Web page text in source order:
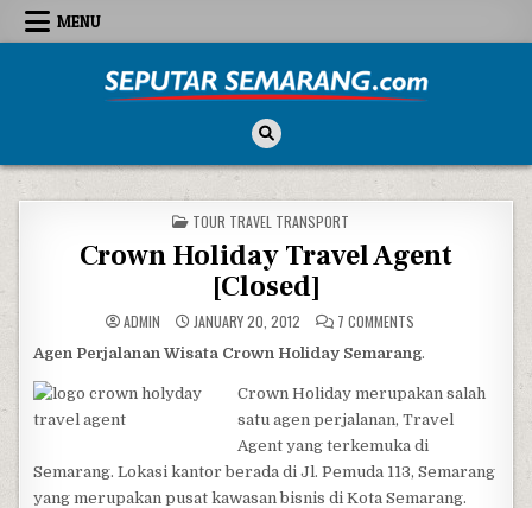
Skip to content
MENU
POSTED IN
TOUR TRAVEL TRANSPORT
Crown Holiday Travel Agent
[Closed]
ADMIN JANUARY 20, 2012 7 COMMENTS
Agen Perjalanan Wisata Crown Holiday Semarang.
Crown Holiday merupakan salah
satu agen perjalanan, Travel
Agent yang terkemuka di
Semarang. Lokasi kantor berada di Jl. Pemuda 113, Semarang
yang merupakan pusat kawasan bisnis di Kota Semarang.